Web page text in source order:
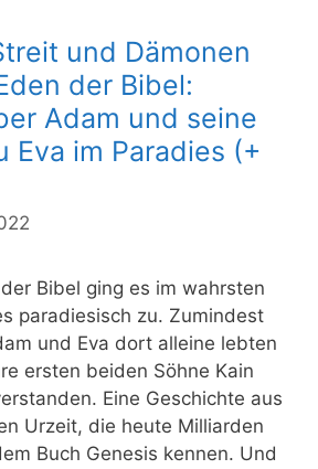
und Dämonen
der Bibel:
Adam und seine
Eva im Paradies (+
Bibel ging es im wahrsten
paradiesisch zu. Zumindest
und Eva dort alleine lebten
ersten beiden Söhne Kain
Eine Geschichte aus
Urzeit, die heute Milliarden
Buch Genesis kennen. Und